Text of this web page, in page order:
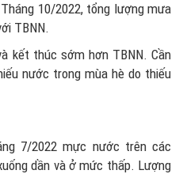
10/2022, tổng lượng mưa
TBNN.
kết thúc sớm hơn TBNN. Cần
nước trong mùa hè do thiếu
7/2022 mực nước trên các
dần và ở mức thấp. Lượng